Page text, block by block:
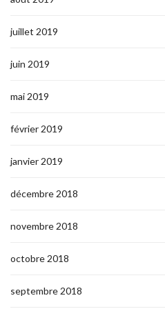
juillet 2019
juin 2019
mai 2019
février 2019
janvier 2019
décembre 2018
novembre 2018
octobre 2018
septembre 2018